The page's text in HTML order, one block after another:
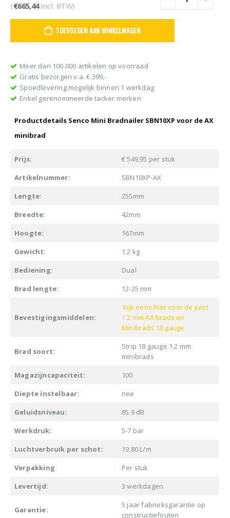
(€665,44incl. BTW)
TOEVOEGEN AAN WINKELWAGEN
Meer dan 100.000 artikelen op voorraad
Gratis bezorgen v.a. € 399,-
Spoedlevering mogelijk binnen 1 werkdag
Enkel gerenommeerde tacker merken
Productdetails Senco Mini Bradnailer SBN10XP voor de AX
minibrad
Prijs:
€ 549,95 per stuk
Artikelnummer:
SBN10XP-AX
Lengte:
255mm
Breedte:
42mm
Hoogte:
167mm
Gewicht:
1.2 kg
Bediening:
Dual
Brad lengte:
12-25 mm
Bevestigingsmiddelen:
kijk eens hier voor de juist
1.2 mm AX brads en
Minibrads 18 gauge
Brad soort:
Strip 18 gauge 1,2 mm
minibrads
Magazijncapaciteit:
100
Diepte instelbaar:
nee
Geluidsniveau:
85.9 dB
Werkdruk:
5-7 bar
Luchtverbruik per schot:
19,80 L/m
Verpakking
Per stuk
Levertijd:
3 werkdagen
Garantie:
5 jaar fabrieksgarantie op
constructiefouten